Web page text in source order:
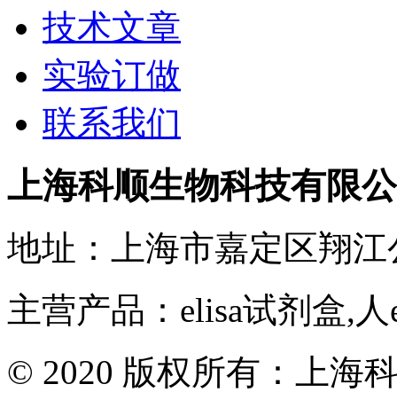
技术文章
实验订做
联系我们
上海科顺生物科技有限
地址：上海市嘉定区翔江
主营产品：elisa试剂盒,
© 2020 版权所有：上海